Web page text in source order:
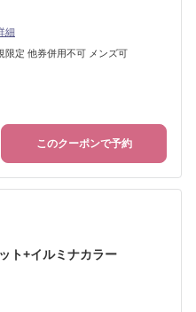
細
限定 他券併用不可 メンズ可
このクーポンで予約
ト+イルミナカラー